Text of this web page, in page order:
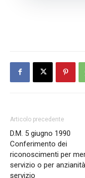
Articolo precedente
D.M. 5 giugno 1990
Conferimento dei
riconoscimenti per
servizio o per
servizio